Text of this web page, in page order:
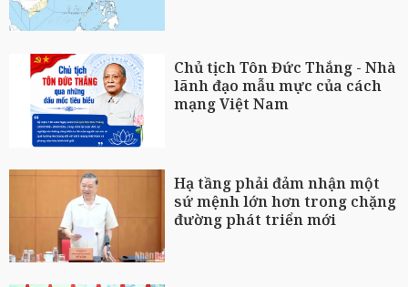
Chủ tịch Tôn Đức Thắng - Nhà
lãnh đạo mẫu mực của cách
mạng Việt Nam
Hạ tầng phải đảm nhận một
sứ mệnh lớn hơn trong chặng
đường phát triển mới